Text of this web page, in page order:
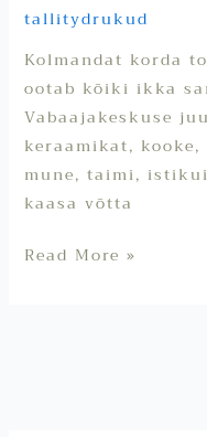
tallitydrukud
Kolmandat korda
ootab kõiki ikka
Vabaajakeskuse
keraamikat,
mune, taimi,
kaasa võtta
Read More »